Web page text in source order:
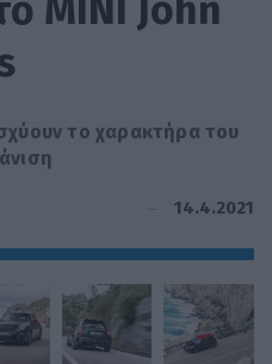
MINI John
το χαρακτήρα του
14.4.2021